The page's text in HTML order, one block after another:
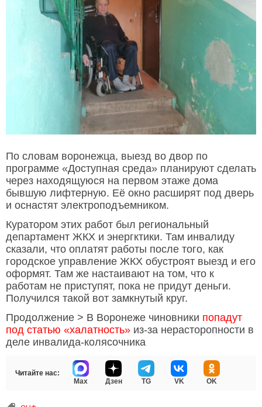
По словам воронежца, выезд во двор по
программе «Доступная среда» планируют сделать
через находящуюся на первом этаже дома
бывшую лифтерную. Её окно расширят под дверь
и оснастят электроподъемником.
Куратором этих работ был региональный
департамент ЖКХ и энергктики. Там инвалиду
сказали, что оплатят работы после того, как
городское управление ЖКХ обустроят выезд и его
оформят. Там же настаивают на том, что к
работам не приступят, пока не придут деньги.
Получился такой вот замкнутый круг.
Продолжение > В Воронеже чиновники попадут
под статью «халатность» из-за нерасторопности в
деле инвалида-колясочника
Читайте нас:
Max
Дзен TG VK OK